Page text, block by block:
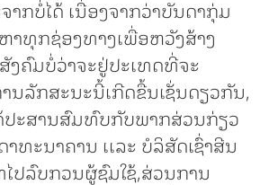
ກບໍ່ໄດ້ ເນື່ອງຈາກວ່າບັນດາກຸ່ມ
າທຸກຊ່ອງທາງເພື່ອຫວັງສ້າງ
ງຄົມບໍ່ວ່າຈະຢູ່ປະເທດທີ່ຈະ
ນລັກສະນະນີ້ເກີດຂື້ນເຊັ່ນດຽວກັນ,
ດ້ປະສານສົມທົບກັບພາກສ່ວນກ່ຽວ
າທະນາຄານ ເເລະ ບໍລິສັດເຊົ່າສີນ
ໄປລົບກວນຜູ້ຊົມໃຊ້,ສ່ວນການ